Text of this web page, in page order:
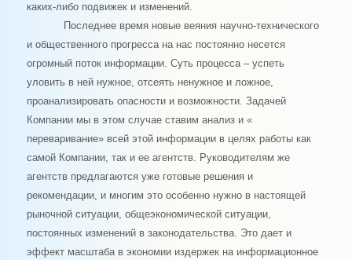
каких-либо подвижек и изменений.
Последнее время новые веяния научно-технического
и общественного прогресса на нас постоянно несется
огромный поток информации. Суть процесса – успеть
уловить в ней нужное, отсеять ненужное и ложное,
проанализировать опасности и возможности. Задачей
Компании мы в этом случае ставим анализ и «
переваривание» всей этой информации в целях работы как
самой Компании, так и ее агентств. Руководителям же
агентств предлагаются уже готовые решения и
рекомендации, и многим это особенно нужно в настоящей
рыночной ситуации, общеэкономической ситуации,
постоянных изменений в законодательства. Это дает и
эффект масштаба в экономии издержек на информационное